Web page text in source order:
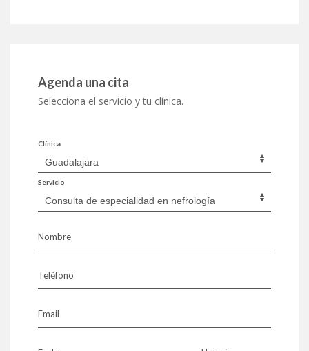
Agenda una cita
Selecciona el servicio y tu clínica.
Clínica
Servicio
Nombre
Teléfono
Email